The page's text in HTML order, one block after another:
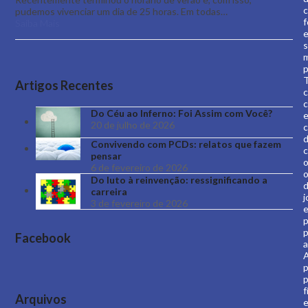
pudemos vivenciar um dia de 25 horas. Em todas…
Artigos Recentes
Do Céu ao Inferno: Foi Assim com Você?
20 de julho de 2026
Convivendo com PCDs: relatos que fazem
pensar
6 de fevereiro de 2026
Do luto à reinvenção: ressignificando a
carreira
3 de fevereiro de 2026
Facebook
Arquivos
e
e